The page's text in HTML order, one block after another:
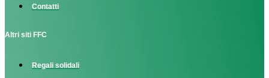
Contatti
Altri siti FFC
Regali solidali